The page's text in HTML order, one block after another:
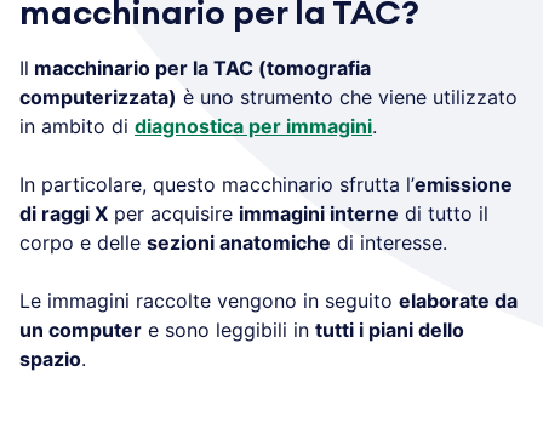
macchinario per la TAC?
Il macchinario per la TAC (tomografia
computerizzata) è uno strumento che viene utilizzato
in ambito di diagnostica per immagini.
In particolare, questo macchinario sfrutta l’emissione
di raggi X per acquisire immagini interne di tutto il
corpo e delle sezioni anatomiche di interesse.
Le immagini raccolte vengono in seguito elaborate da
un computer e sono leggibili in tutti i piani dello
spazio.